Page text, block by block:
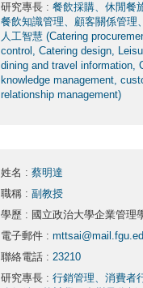
研究專長 : 餐飲採購、休閒餐
餐飲知識管理、顧客關係管理
人工智慧 (Catering
control, Catering design,
dining and travel information,
knowledge management,
relationship management)
姓名 : 蔡明達
職稱 : 副教授
學歷 : 國立政治大學企業管理
電子郵件 :
聯絡電話 : 23210
研究專長 : 行銷管理、消費者